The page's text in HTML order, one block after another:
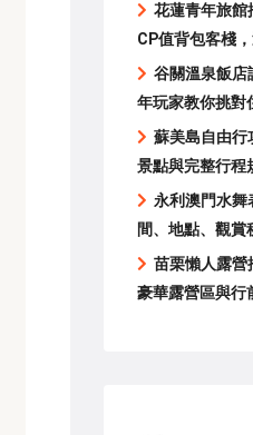
花蓮青年旅館
CP值背包客棧
谷關溫泉飯店
年玩家教你挑對
蘇美島自由行
景點與完整行程
永利澳門水舞
間、地點、觀賞
苗栗懶人露營
豪華露營區與行